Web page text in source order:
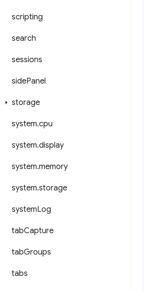
scripting
search
sessions
sidePanel
storage
system.cpu
system.display
system.memory
system.storage
systemLog
tabCapture
tabGroups
tabs